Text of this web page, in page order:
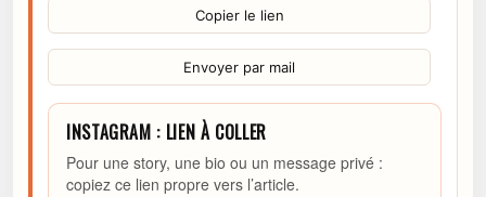
Copier le lien
Envoyer par mail
INSTAGRAM : LIEN À COLLER
Pour une story, une bio ou un message privé :
copiez ce lien propre vers l’article.